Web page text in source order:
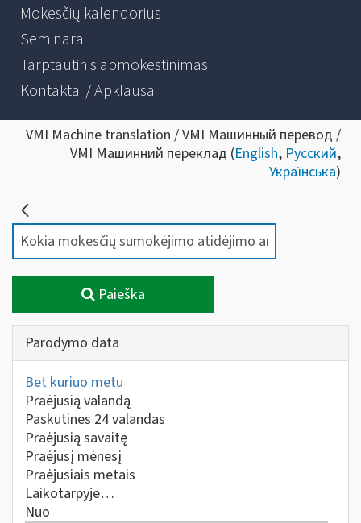
Mokesčių kalendorius
Seminarai
Tarptautinis apmokestinimas
Kontaktai / Apklausa
VMI Machine translation / VMI Машинный перевод /
VMI Машинний переклад (English, Русский,
Українська)
Paieška
Parodymo data
Bet kuriuo metu
Praėjusią valandą
Paskutines 24 valandas
Praėjusią savaitę
Praėjusį mėnesį
Praėjusiais metais
Laikotarpyje…
Nuo